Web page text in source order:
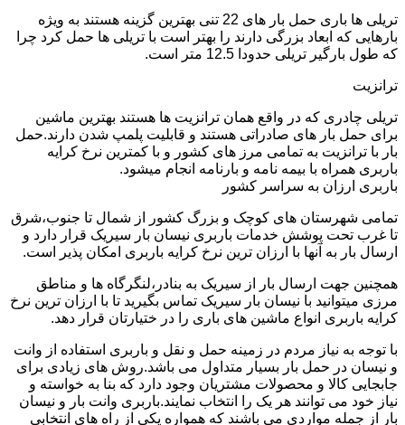
تریلی ها باری حمل بار های 22 تنی بهترین گزینه هستند به ویژه
بارهایی که ابعاد بزرگی دارند را بهتر است با تریلی ها حمل کرد چرا
که طول بارگیر تریلی حدودا 12.5 متر است.
ترانزیت
تریلی چادری که در واقع همان ترانزیت ها هستند بهترین ماشین
برای حمل بار های صادراتی هستند و قابلیت پلمپ شدن دارند.حمل
بار با ترانزیت به تمامی مرز های کشور و با کمترین نرخ کرایه
باربری همراه با بیمه نامه و بارنامه انجام میشود.
باربری ارزان به سراسر کشور
تمامی شهرستان های کوچک و بزرگ کشور از شمال تا جنوب،شرق
تا غرب تحت پوشش خدمات باربری نیسان بار سیریک قرار دارد و
ارسال بار به آنها با ارزان ترین نرخ کرایه باربری امکان پذیر است.
همچنین جهت ارسال بار از سیریک به بنادر،لنگرگاه ها و مناطق
مرزی میتوانید با نیسان بار سیریک تماس بگیرید تا با ارزان ترین نرخ
کرایه باربری انواع ماشین های باری را در ختیارتان قرار دهد.
با توجه به نیاز مردم در زمینه حمل و نقل و باربری استفاده از وانت
و نیسان در حمل بار بسیار متداول می باشد.روش های زیادی برای
جابجایی کالا و محصولات مشتریان وجود دارد که بنا به خواسته و
نیاز خود می توانند هر یک را انتخاب نمایند.باربری وانت بار و نیسان
بار از جمله مواردی می باشند که همواره یکی از راه های انتخابی